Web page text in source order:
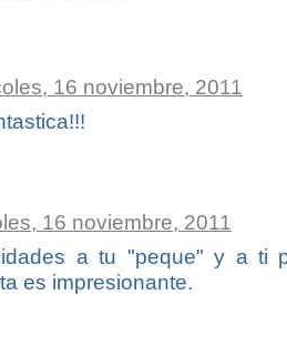
16 noviembre, 2011
16 noviembre, 2011
a tu "peque" y a ti
es impresionante.